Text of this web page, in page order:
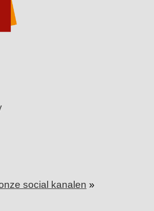
social kanalen »